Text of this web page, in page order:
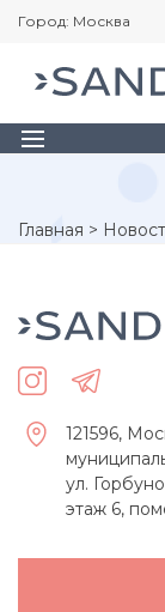
Город: Москва
Главная >
121596,
ул.
этаж 6,